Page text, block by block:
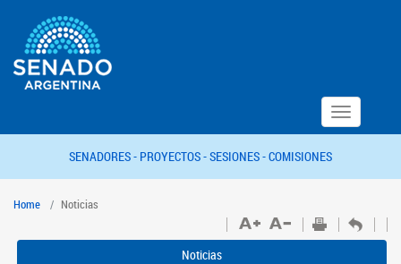
Toggle
navigation
SENADORES - PROYECTOS -SESIONES -COMISIONES
Home Noticias
Noticias